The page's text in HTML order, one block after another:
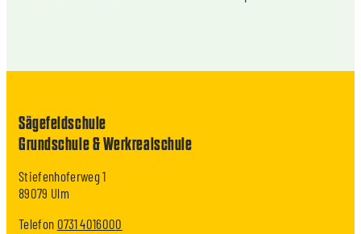
Sägefeldschule
Grundschule & Werkrealschule
Stiefenhoferweg 1
89079 Ulm
Telefon 0731 4016000